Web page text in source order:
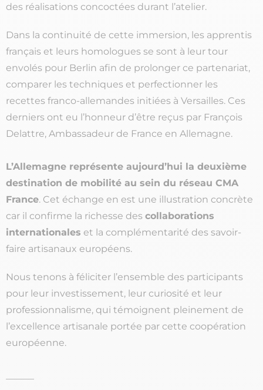
des réalisations concoctées durant l’atelier.
Dans la continuité de cette immersion, les apprentis
français et leurs homologues se sont à leur tour
envolés pour Berlin afin de prolonger ce partenariat,
comparer les techniques et perfectionner les
recettes franco-allemandes initiées à Versailles. Ces
derniers ont eu l’honneur d’être reçus par François
Delattre, Ambassadeur de France en Allemagne.
L’Allemagne représente aujourd’hui la deuxième
destination de mobilité au sein du réseau CMA
France. Cet échange en est une illustration concrète
car il confirme la richesse des collaborations
internationales et la complémentarité des savoir-
faire artisanaux européens.
Nous tenons à féliciter l’ensemble des participants
pour leur investissement, leur curiosité et leur
professionnalisme, qui témoignent pleinement de
l’excellence artisanale portée par cette coopération
européenne.